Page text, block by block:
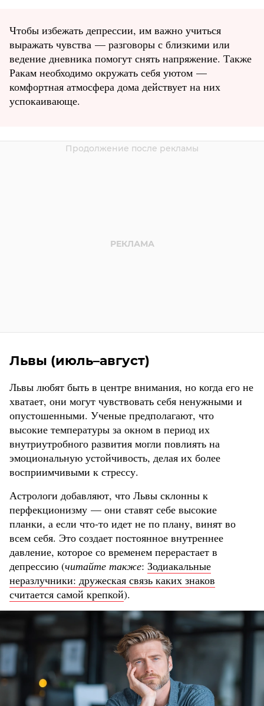
Чтобы избежать депрессии, им важно учиться
выражать чувства — разговоры с близкими или
ведение дневника помогут снять напряжение. Также
Ракам необходимо окружать себя уютом —
комфортная атмосфера дома действует на них
успокаивающе.
Львы (июль–август)
Львы любят быть в центре внимания, но когда его не
хватает, они могут чувствовать себя ненужными и
опустошенными. Ученые предполагают, что
высокие температуры за окном в период их
внутриутробного развития могли повлиять на
эмоциональную устойчивость, делая их более
восприимчивыми к стрессу.
Астрологи добавляют, что Львы склонны к
перфекционизму — они ставят себе высокие
планки, а если что-то идет не по плану, винят во
всем себя. Это создает постоянное внутреннее
давление, которое со временем перерастает в
депрессию (читайте также: Зодиакальные
неразлучники: дружеская связь каких знаков
считается самой крепкой).